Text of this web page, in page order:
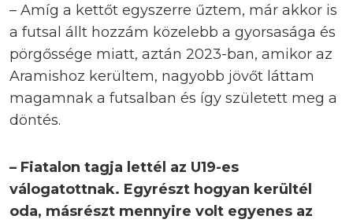
– Amíg a kettőt egyszerre űztem, már akkor is
a futsal állt hozzám közelebb a gyorsasága és
pörgőssége miatt, aztán 2023-ban, amikor az
Aramishoz kerültem, nagyobb jövőt láttam
magamnak a futsalban és így született meg a
döntés.
– Fiatalon tagja lettél az U19-es
válogatottnak. Egyrészt hogyan kerültél
oda, másrészt mennyire volt egyenes az